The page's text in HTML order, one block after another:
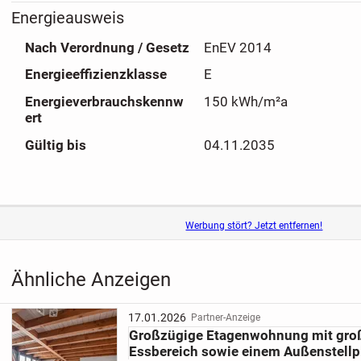
. Weitgehend renoviert
. Ruhige Lage in DS-Heidenhofen
. Badezimmer mit begehbarer Dusche und WC
. Garage
. Terrasse
Das Hausgeld beträgt derzeit 222,73€ inkl. 30,-€
Instandhaltungsrücklage, wodurch sich ein gewisser
besprochen.
Zudem wurde bislang noch kein externes Unternehmen
Nebenkostenabrechnung beauftragt. Die
bemüht, eine geeignete Firma schnellstmöglich zu finden.
Energieausweis
Nach Verordnung / Gesetz
EnEV 2014
Energieeffizienzklasse
E
Energieverbrauchskennw
ert
150 kWh/m²a
Gültig bis 04.11.2035
Werbung stört? Jetzt entfernen!
Ähnliche Anzeigen
17.01.2026 Partner-Anzeige
Großzügige Etagenwohnung mit
Essbereich sowie einem